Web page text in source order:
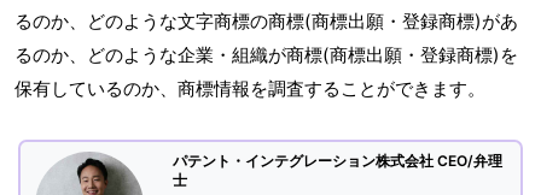
るのか、どのような文字商標の商標(商標出願・登録商標)があ
るのか、どのような企業・組織が商標(商標出願・登録商標)を
保有しているのか、商標情報を調査することができます。
パテント・インテグレーション株式会社 CEO/弁理
士